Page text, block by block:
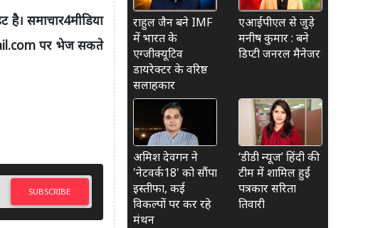
है। समाचार4मीडिया
पर भेज सकते
SUBSCRIBE
राहुल जैन बने IMF
में भारत के
एग्जीक्यूटिव
डायरेक्टर के वरिष्ठ
सलाहकार
एआईपीएल से जुड़े
मनीष कुमार : बने
डिप्टी जनरल मैनेजर
अमिश देवगन ने
'नेटवर्क18' को सौंपा
इस्तीफा, कई
विकल्पों पर कर रहे
मंथन
‘डीडी न्यूज’ हिंदी की
टीम में शामिल हुईं
पत्रकार सरिता
तिवारी